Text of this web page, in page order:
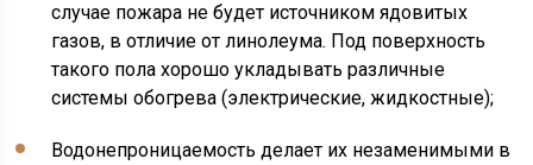
случае пожара не будет источником ядовитых
газов, в отличие от линолеума. Под поверхность
такого пола хорошо укладывать различные
системы обогрева (электрические, жидкостные);
Водонепроницаемость делает их незаменимыми в